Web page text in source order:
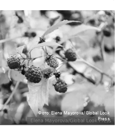
Фото: Elena Mayorova/Global Look
Press